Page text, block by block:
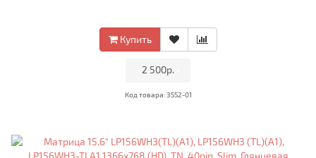
Купить
2 500р.
Код товара: 3552-01